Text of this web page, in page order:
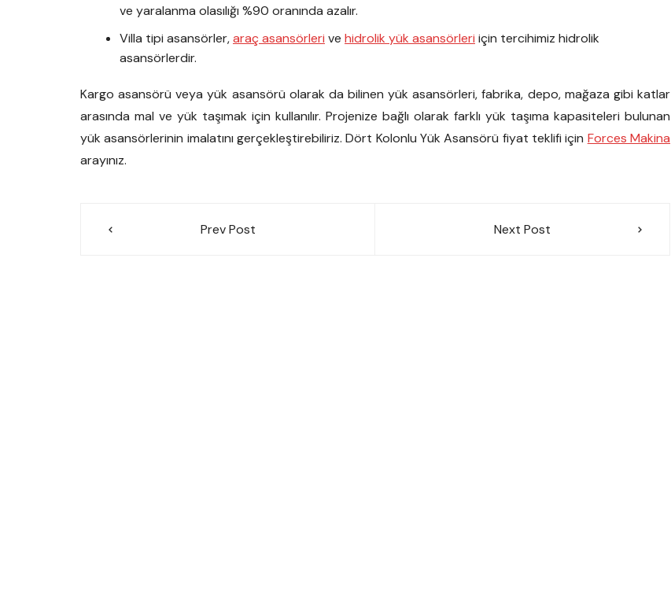
ve yaralanma olasılığı %90 oranında azalır.
Villa tipi asansörler,araç asansörleri ve hidrolik yük asansörleri için tercihimiz hidrolik
asansörlerdir.
Kargo asansörü veya yük asansörü olarak da bilinen yük asansörleri, fabrika, depo, mağaza gibi katlar
arasında mal ve yük taşımak için kullanılır. Projenize bağlı olarak farklı yük taşıma kapasiteleri bulunan
yük asansörlerinin imalatını gerçekleştirebiliriz. Dört Kolonlu Yük Asansörü fiyat teklifi için Forces Makina
arayınız.
Prev Post Next Post